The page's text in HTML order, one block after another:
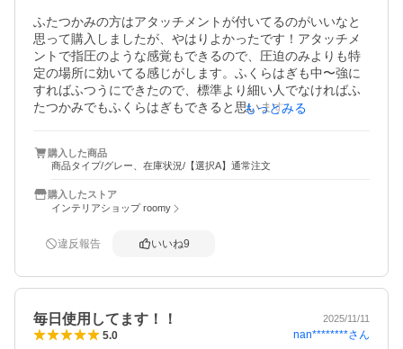
ふたつかみの方はアタッチメントが付いてるのがいいなと
思って購入しましたが、やはりよかったです！アタッチメ
ントで指圧のような感覚もできるので、圧迫のみよりも特
定の場所に効いてる感じがします。ふくらはぎも中〜強に
すればふつうにできたので、標準より細い人でなければふ
たつかみでもふくらはぎもできると思います。機械だと特
たので、宿泊先などでは場所によっては使いづらいかもな
ので−1です。これは買ってよかった！実家にもプレゼント
しようと思います。
もっとみる
購入した商品
商品タイプ/グレー、在庫状況/【選択A】通常注文
購入したストア
インテリアショップ roomy
違反報告 いいね9
毎日使用してます！！ 2025/11/11
5.0 nan********さん